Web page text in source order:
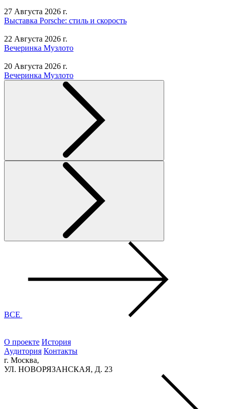
27 Августа 2026 г.
Выставка Porsche: стиль и скорость
22 Августа 2026 г.
Вечеринка Музлото
20 Августа 2026 г.
Вечеринка Музлото
ВСЕ
О проекте История
Аудитория Контакты
г. Москва,
УЛ. НОВОРЯЗАНСКАЯ, Д. 23